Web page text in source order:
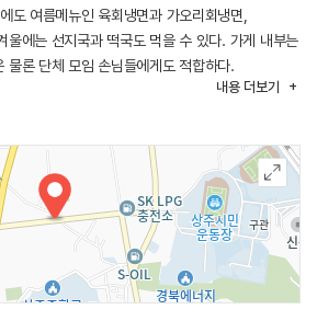
도 여름메뉴인 육회냉면과 가오리회냉면,
울에는 선지국과 떡국도 먹을 수 있다. 가게 내부는
물론 단체 모임 손님들에게도 적합하다.
내용 더보기